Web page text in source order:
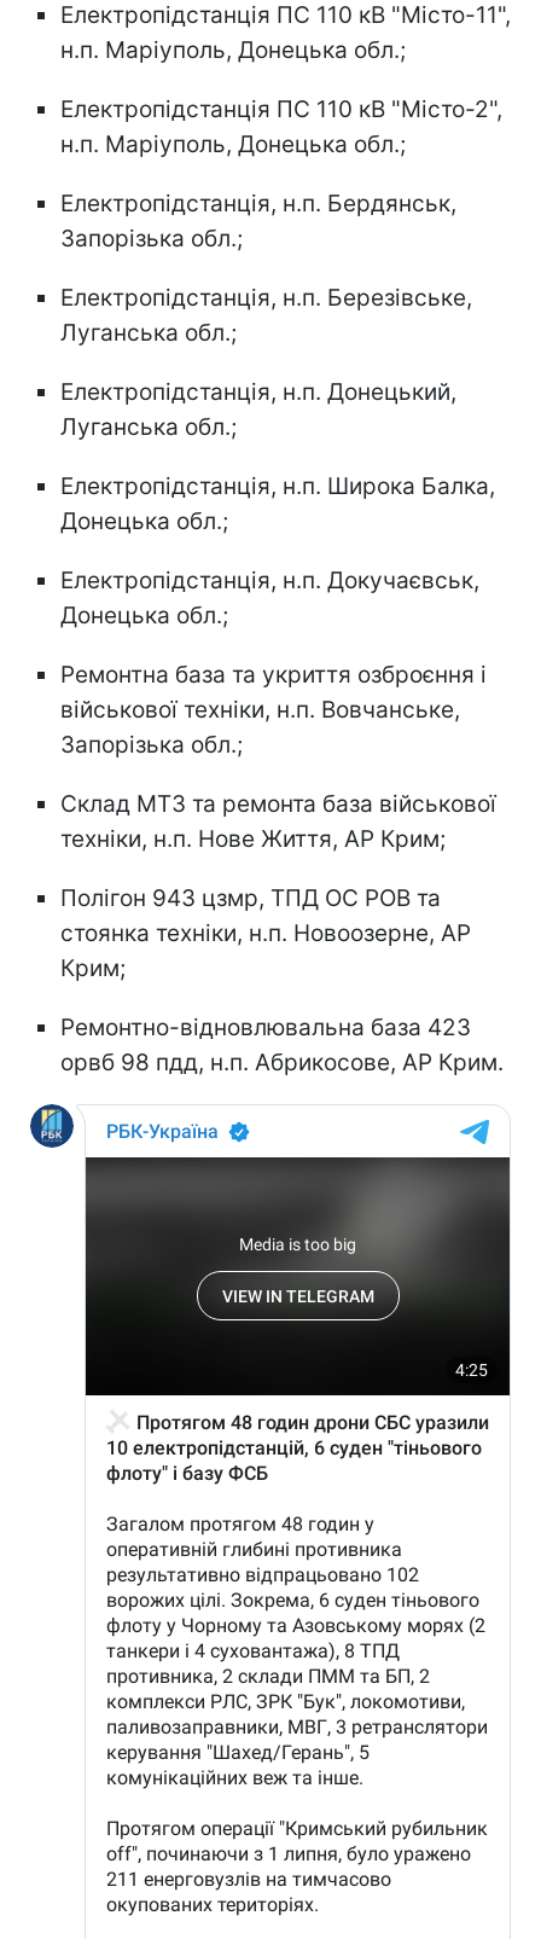
Електропідстанція ПС 110 кВ "Місто-11",
н.п. Маріуполь, Донецька обл.;
Електропідстанція ПС 110 кВ "Місто-2",
н.п. Маріуполь, Донецька обл.;
Електропідстанція, н.п. Бердянськ,
Запорізька обл.;
Електропідстанція, н.п. Березівське,
Луганська обл.;
Електропідстанція, н.п. Донецький,
Луганська обл.;
Електропідстанція, н.п. Широка Балка,
Донецька обл.;
Електропідстанція, н.п. Докучаєвськ,
Донецька обл.;
Ремонтна база та укриття озброєння і
військової техніки, н.п. Вовчанське,
Запорізька обл.;
Склад МТЗ та ремонта база військової
техніки, н.п. Нове Життя, АР Крим;
Полігон 943 цзмр, ТПД ОС РОВ та
стоянка техніки, н.п. Новоозерне, АР
Крим;
Ремонтно-відновлювальна база 423
орвб 98 пдд, н.п. Абрикосове, АР Крим.